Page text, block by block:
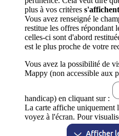
plus à vos critères
Vous avez renseigné le
restitue les offres répondant
celles-ci sont d'abord
est le plus proche de votre
Vous avez la possibilité de
Mappy (non accessible aux
handicap) en cliquant sur :
La carte affiche uniquement
voyez à l'écran. Pour